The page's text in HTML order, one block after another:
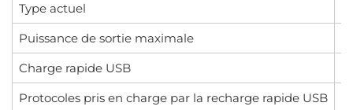
Type actuel
Puissance de sortie maximale
Charge rapide USB
Protocoles pris en charge par la recharge rapide USB